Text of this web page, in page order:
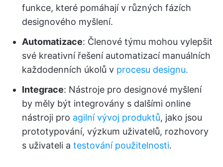
funkce, které pomáhají v různých fázích
designového myšlení.
Automatizace: Členové týmu mohou vylepšit
své kreativní řešení automatizací manuálních
každodenních úkolů v procesu designu.
Integrace: Nástroje pro designové myšlení
by měly být integrovány s dalšími online
nástroji pro agilní vývoj produktů, jako jsou
prototypování, výzkum uživatelů, rozhovory
s uživateli a testování použitelnosti.